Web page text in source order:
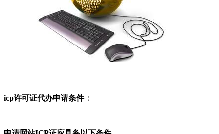
icp许可证代办申请条件：